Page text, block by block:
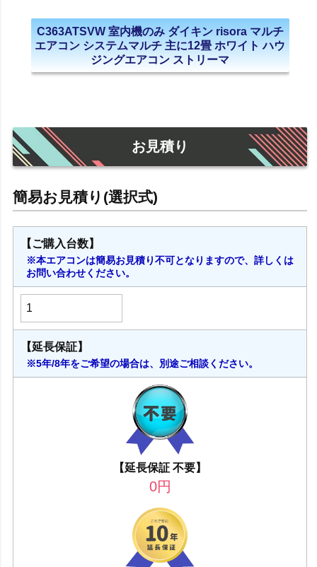
C363ATSVW 室内機のみ ダイキン risora マルチ
エアコン システムマルチ 主に12畳 ホワイト ハウ
ジングエアコン ストリーマ
お見積り
【ご購入台数】
※本エアコンは簡易お見積り不可となりますので、詳しくは
お問い合わせください。
【延長保証】
※5年/8年をご希望の場合は、別途ご相談ください。
【延長保証 不要】
0円